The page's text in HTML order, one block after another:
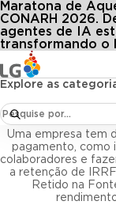
Explore as
Maratona de
CONARH 2026.
agentes de IA
transformando o
O que é
O que é
Uma empresa tem
pagamento, como
colaboradores e
a retenção de
Retido na